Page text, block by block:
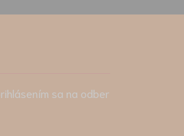
sa na odber